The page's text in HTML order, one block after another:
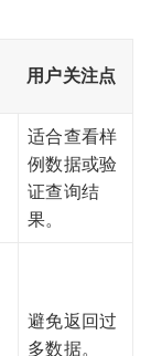
用户关注点
适合查看样
例数据或验
证查询结
果。
避免返回过
多数据。